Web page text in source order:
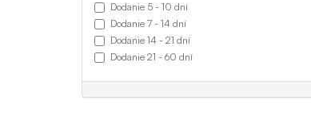
Dodanie 5 - 10 dní
Dodanie 7 - 14 dní
Dodanie 14 - 21 dní
Dodanie 21 - 60 dní